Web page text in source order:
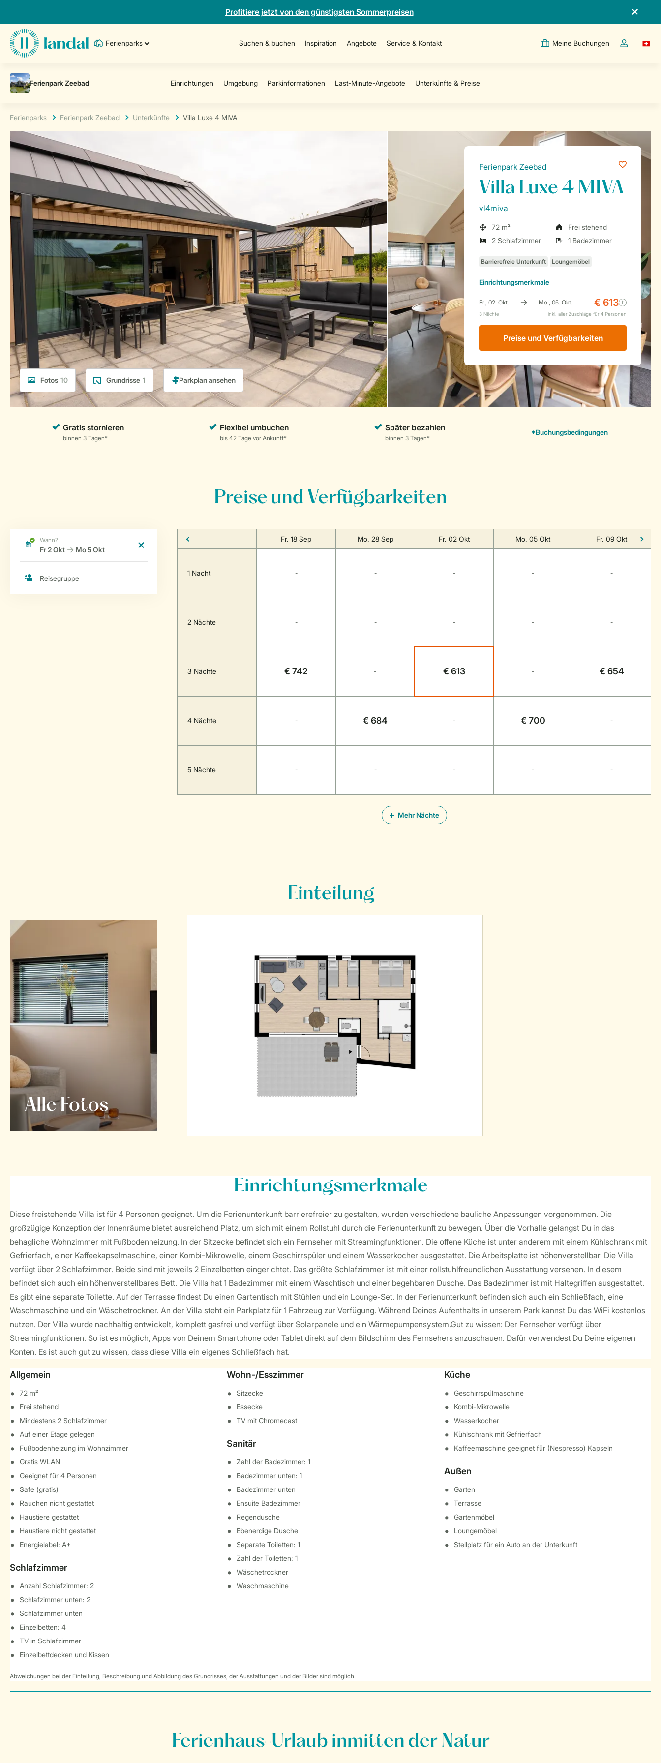
Profitiere jetzt von den günstigsten Sommerpreisen
Ferienparks Suchen & buchen Inspiration Angebote Service & Kontakt Meine Buchungen
Dropdown-
Ferienparks Ferienpark Zeebad Unterkünfte Villa Luxe 4 MIVA
Fotos 10 Grundrisse 1
Ferienpark Zeebad
Villa Luxe 4 MIVA
vl4miva
72 m²
Frei stehend
2 Schlafzimmer
1 Badezimmer
Einrichtungsmerkmale
Preise und Verfügbarkeiten
Preise und Verfügbarkeiten
Mehr Nächte
Fr. 18 Sep Mo. 28 Sep Fr. 02 Okt Mo. 05 Okt Fr. 09 Okt
1 Nacht - - - - -
2 Nächte - - - - -
3 Nächte € 742 - € 613 - € 654
4 Nächte - € 684 - € 700 -
5 Nächte - - - - -
Einteilung
Alle Fotos
Einrichtungsmerkmale
Diese freistehende Villa ist für 4 Personen geeignet. Um die Ferienunterkunft barrierefreier zu gestalten, wurden verschiedene bauliche Anpassungen vorgenommen. Die
großzügige Konzeption der Innenräume bietet ausreichend Platz, um sich mit einem Rollstuhl durch die Ferienunterkunft zu bewegen. Über die Vorhalle gelangst Du in das
behagliche Wohnzimmer mit Fußbodenheizung. In der Sitzecke befindet sich ein Fernseher mit Streamingfunktionen. Die offene Küche ist unter anderem mit einem Kühlschrank mit
Gefrierfach, einer Kaffeekapselmaschine, einer Kombi-Mikrowelle, einem Geschirrspüler und einem Wasserkocher ausgestattet. Die Arbeitsplatte ist höhenverstellbar. Die Villa
verfügt über 2 Schlafzimmer. Beide sind mit jeweils 2 Einzelbetten eingerichtet. Das größte Schlafzimmer ist mit einer rollstuhlfreundlichen Ausstattung versehen. In diesem
befindet sich auch ein höhenverstellbares Bett. Die Villa hat 1 Badezimmer mit einem Waschtisch und einer begehbaren Dusche. Das Badezimmer ist mit Haltegriffen ausgestattet.
Es gibt eine separate Toilette. Auf der Terrasse findest Du einen Gartentisch mit Stühlen und ein Lounge-Set. In der Ferienunterkunft befinden sich auch ein Schließfach, eine
Waschmaschine und ein Wäschetrockner. An der Villa steht ein Parkplatz für 1 Fahrzeug zur Verfügung. Während Deines Aufenthalts in unserem Park kannst Du das WiFi kostenlos
nutzen. Der Villa wurde nachhaltig entwickelt, komplett gasfrei und verfügt über Solarpanele und ein Wärmepumpensystem.Gut zu wissen: Der Fernseher verfügt über
Streamingfunktionen. So ist es möglich, Apps von Deinem Smartphone oder Tablet direkt auf dem Bildschirm des Fernsehers anzuschauen. Dafür verwendest Du Deine eigenen
Konten. Es ist auch gut zu wissen, dass diese Villa ein eigenes Schließfach hat.
Allgemein
72 m²
Frei stehend
Mindestens 2 Schlafzimmer
Auf einer Etage gelegen
Fußbodenheizung im Wohnzimmer
Gratis WLAN
Geeignet für 4 Personen
Safe (gratis)
Rauchen nicht gestattet
Haustiere gestattet
Haustiere nicht gestattet
Energielabel: A+
Schlafzimmer
Anzahl Schlafzimmer: 2
Schlafzimmer unten: 2
Schlafzimmer unten
Einzelbetten: 4
TV in Schlafzimmer
Einzelbettdecken und Kissen
Wohn-/Esszimmer
Sitzecke
Essecke
TV mit Chromecast
Sanitär
Zahl der Badezimmer: 1
Badezimmer unten: 1
Badezimmer unten
Ensuite Badezimmer
Regendusche
Ebenerdige Dusche
Separate Toiletten: 1
Zahl der Toiletten: 1
Wäschetrockner
Waschmaschine
Küche
Geschirrspülmaschine
Kombi-Mikrowelle
Wasserkocher
Kühlschrank mit Gefrierfach
Kaffeemaschine geeignet für (Nespresso) Kapseln
Außen
Garten
Terrasse
Gartenmöbel
Loungemöbel
Stellplatz für ein Auto an der Unterkunft
Abweichungen bei der Einteilung, Beschreibung und Abbildung des Grundrisses, der Ausstattungen und der Bilder sind möglich.
Ferienhaus-Urlaub inmitten der Natur